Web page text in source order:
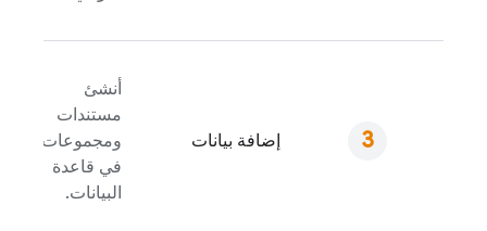
إضافة بيانات
أنشئ
مستندات
ومجموعات
في قاعدة
البيانات.